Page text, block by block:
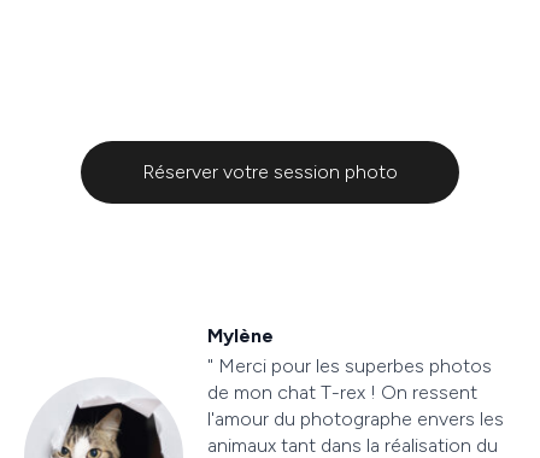
Réserver votre session photo
Mylène
" Merci pour les superbes photos
de mon chat T-rex ! On ressent
l'amour du photographe envers les
animaux tant dans la réalisation du